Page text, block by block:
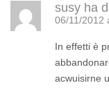
susy ha
06/11/2012
In effetti è
acwuisirne